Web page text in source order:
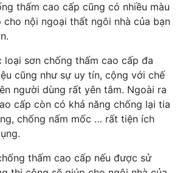
thấm cao cấp cũng có nhiều màu
cho nội ngoại thất ngôi nhà của bạn
loại sơn chống thấm cao cấp đa
cũng như sự uy tín, cộng với chế
người dùng rất yên tâm. Ngoài ra
cấp còn có khả năng chống lại tia
chống nấm mốc … rất tiện ích
thấm cao cấp nếu được sử